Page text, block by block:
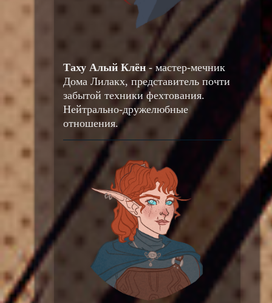
Таху Алый Клён- мастер-мечник
Дома Лилакх, представитель почти
забытой техники фехтования.
Нейтрально-дружелюбные
отношения.